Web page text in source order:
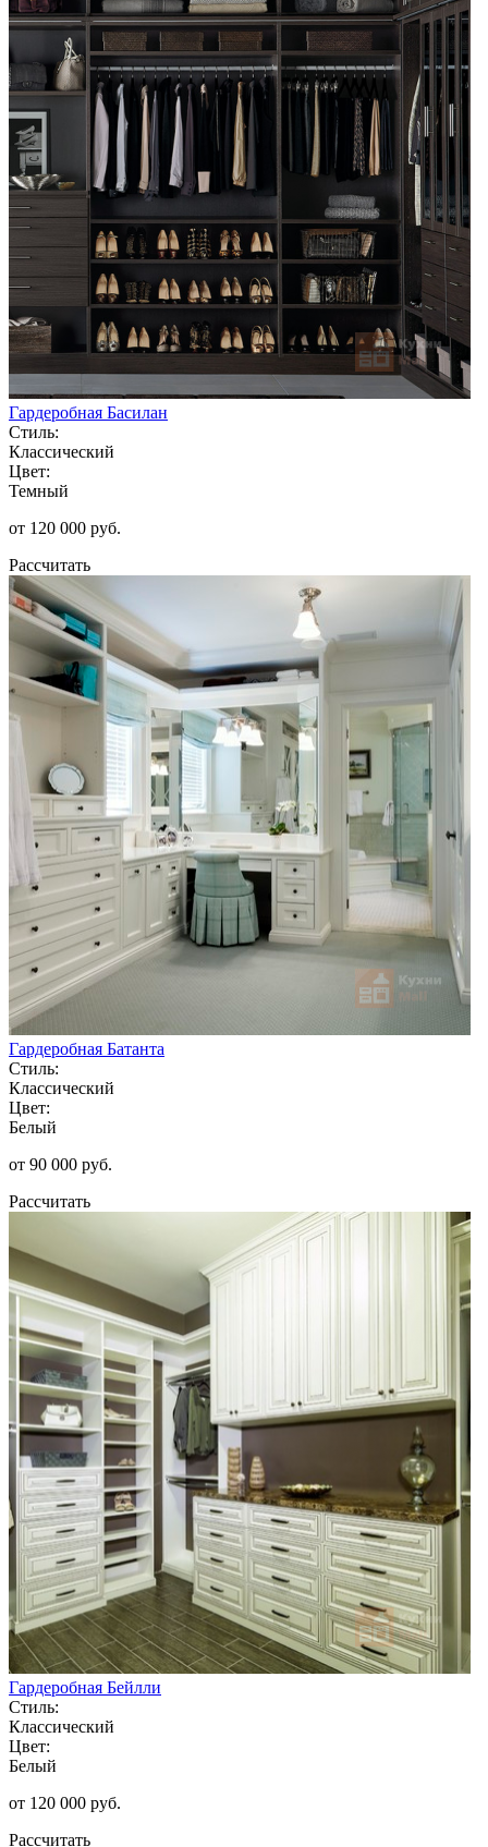
Гардеробная Басилан
Стиль:
Классический
Цвет:
Темный
от 120 000 руб.
Рассчитать
Гардеробная Батанта
Стиль:
Классический
Цвет:
Белый
от 90 000 руб.
Рассчитать
Гардеробная Бейлли
Стиль:
Классический
Цвет:
Белый
от 120 000 руб.
Рассчитать